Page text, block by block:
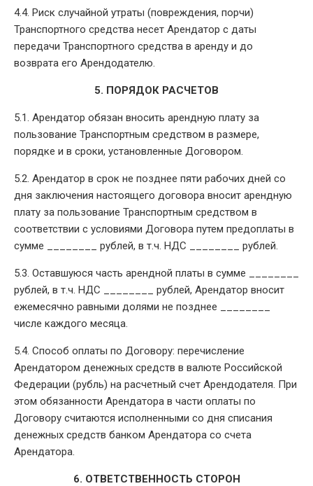
4.4. Риск случайной утраты (повреждения, порчи)
Транспортного средства несет Арендатор с даты
передачи Транспортного средства в аренду и до
возврата его Арендодателю.
5. ПОРЯДОК РАСЧЕТОВ
5.1. Арендатор обязан вносить арендную плату за
пользование Транспортным средством в размере,
порядке и в сроки, установленные Договором.
5.2. Арендатор в срок не позднее пяти рабочих дней со
дня заключения настоящего договора вносит арендную
плату за пользование Транспортным средством в
соответствии с условиями Договора путем предоплаты в
сумме ________ рублей, в т.ч. НДС ________ рублей.
5.3. Оставшуюся часть арендной платы в сумме ________
рублей, в т.ч. НДС ________ рублей, Арендатор вносит
ежемесячно равными долями не позднее ________
числе каждого месяца.
5.4. Способ оплаты по Договору: перечисление
Арендатором денежных средств в валюте Российской
Федерации (рубль) на расчетный счет Арендодателя. При
этом обязанности Арендатора в части оплаты по
Договору считаются исполненными со дня списания
денежных средств банком Арендатора со счета
Арендатора.
6. ОТВЕТСТВЕННОСТЬ СТОРОН